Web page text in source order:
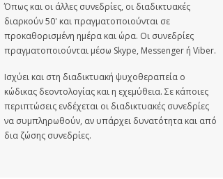
Όπως και οι άλλες συνεδρίες, οι διαδικτυακές
διαρκούν 50' και πραγματοποιούνται σε
προκαθορισμένη ημέρα και ώρα. Οι συνεδρίες
πραγματοποιούνται μέσω Skype, Messenger ή Viber.
Ισχύει και στη διαδικτυακή ψυχοθεραπεία ο
κώδικας δεοντολογίας και η εχεμύθεια. Σε κάποιες
περιπτώσεις ενδέχεται οι διαδικτυακές συνεδρίες
να συμπληρωθούν, αν υπάρχει δυνατότητα και από
δια ζώσης συνεδρίες.